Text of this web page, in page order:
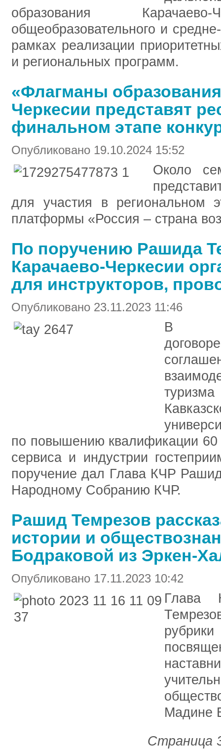
образования
общеобразовательного и
рамках реализации
и региональных программ.
«Флагманы
Черкесии представят
финальном этапе
Опубликовано 19.10.2024 15:52
Около
для участия в региональном
платформы «Россия – страна
По поручению Рашида
Карачаево-Черкесии
для инструкторов,
Опубликовано 23.11.2023 11:46
В
по повышению квалификации 60
сервиса и индустрии
поручение дал Глава КЧР
Народному Собранию КЧР.
Рашид Темрезов
истории и
Бодраковой из Эркен-
Опубликовано 17.11.2023 10:42
Глава
Мадине
Страница